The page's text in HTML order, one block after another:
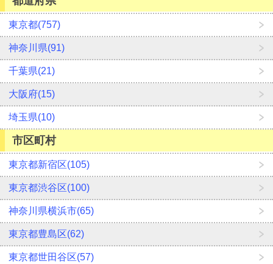
東京都(757)
神奈川県(91)
千葉県(21)
大阪府(15)
埼玉県(10)
市区町村
東京都新宿区(105)
東京都渋谷区(100)
神奈川県横浜市(65)
東京都豊島区(62)
東京都世田谷区(57)